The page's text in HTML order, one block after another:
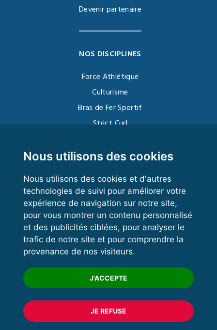
Nous utilisons des cookies
Nous utilisons des cookies et d'autres
technologies de suivi pour améliorer votre
expérience de navigation sur notre site,
pour vous montrer un contenu personnalisé
et des publicités ciblées, pour analyser le
trafic de notre site et pour comprendre la
provenance de nos visiteurs.
J'ACCEPTE
JE REFUSE
Devenir partenaire
NOS DISCIPLINES
Force Athlétique
Culturisme
Bras de Fer Sportif
Strict Curl
Kettlebell
VOS ESPACES
Espace dirigeant
Espace licencié
Trouver un club
Formation
© 2020 FFFORCE Tous droits réservés